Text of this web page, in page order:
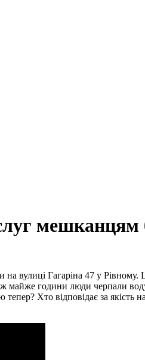
на вулиці Гагаріна 47 у
майже години люди черпали
Хто відповідає за